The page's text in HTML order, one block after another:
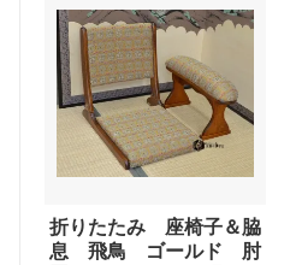
折りたたみ 座椅子＆脇
息 飛鳥 ゴールド 肘